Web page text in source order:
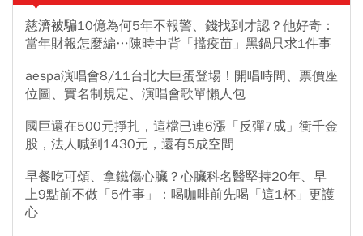
慈濟被騙10億為何5年不報警、錢找到才認？他好奇：
當年財報怎麼編…陳時中背「擋疫苗」黑鍋只求1件事
aespa演唱會8/11台北大巨蛋登場！開唱時間、票價座
位圖、實名制規定、演唱會歌單懶人包
國巨還在500元掙扎，這檔已連6漲「反彈7成」衝千金
股，法人喊到1430元，還有5成空間
早餐吃可頌、拿鐵傷心臟？心臟科名醫堅持20年、早
上9點前不做「5件事」：喝咖啡前先喝「這1杯」更護
心